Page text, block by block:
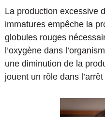
La production excessive
immatures empêche la
globules rouges
l’oxygène dans
une diminution de la
jouent un rôle dans